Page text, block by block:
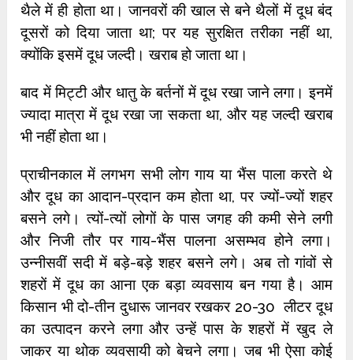
थैले में ही होता था। जानवरों की खाल से बने थैलों में दूध बंद
दूसरों को दिया जाता था; पर यह सुरक्षित तरीका नहीं था,
क्योंकि इसमें दूध जल्दी। खराब हो जाता था।
बाद में मिट्टी और धातु के बर्तनों में दूध रखा जाने लगा। इनमें
ज्यादा मात्रा में दूध रखा जा सकता था, और यह जल्दी खराब
भी नहीं होता था।
प्राचीनकाल में लगभग सभी लोग गाय या भैंस पाला करते थे
और दूध का आदान-प्रदान कम होता था, पर ज्यों-ज्यों शहर
बसने लगे। त्यों-त्यों लोगों के पास जगह की कमी सेने लगी
और निजी तौर पर गाय-भैंस पालना असम्भव होने लगा।
उन्नीसवीं सदी में बड़े-बड़े शहर बसने लगे। अब तो गांवों से
शहरों में दूध का आना एक बड़ा व्यवसाय बन गया है। आम
किसान भी दो-तीन दुधारू जानवर रखकर 20-30 लीटर दूध
का उत्पादन करने लगा और उन्हें पास के शहरों में खुद ले
जाकर या थोक व्यवसायी को बेचने लगा। जब भी ऐसा कोई